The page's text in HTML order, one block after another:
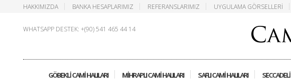
HAKKIMIZDA BANKA HESAPLARIMIZ REFERANSLARIMIZ UYGULAMA GÖRSELLERI
WHATSAPP DESTEK: +(90) 541 465 44 14
GÖBEKLI CAMI HALILARI MIHRAPLI CAMI HALILARI SAFLI CAMI HALILARI